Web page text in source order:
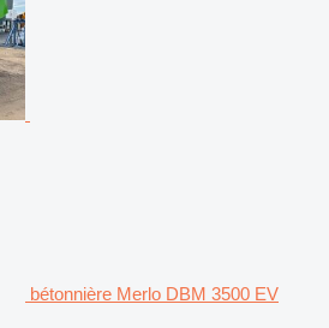
bétonnière Merlo DBM 3500 EV